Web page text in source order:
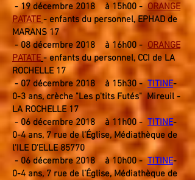
- 19 décembre 2018 à 15h00 -ORANGE
PATATE - enfants du personnel, EPHAD de
MARANS 17
- 08 décembre 2018 à 16h00 - ORANGE
PATATE - enfants du personnel, CCI de LA
ROCHELLE 17
- 07 décembre 2018 à 15h30 - TITINE-
0-3 ans, crèche "Les p'tits Futés" Mireuil -
LA ROCHELLE 17
- 06 décembre 2018 à 11h00 - TITINE-
0-4 ans, 7 rue de l’Église, Médiathèque de
l’ILE D’ELLE 85770
- 06 décembre 2018 à 10h00 -TITINE-
0-4 ans, 7 rue de l’Église, Médiathèque de